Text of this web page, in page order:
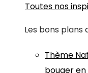
Toutes nos
Les bons plans
Thème
bouger